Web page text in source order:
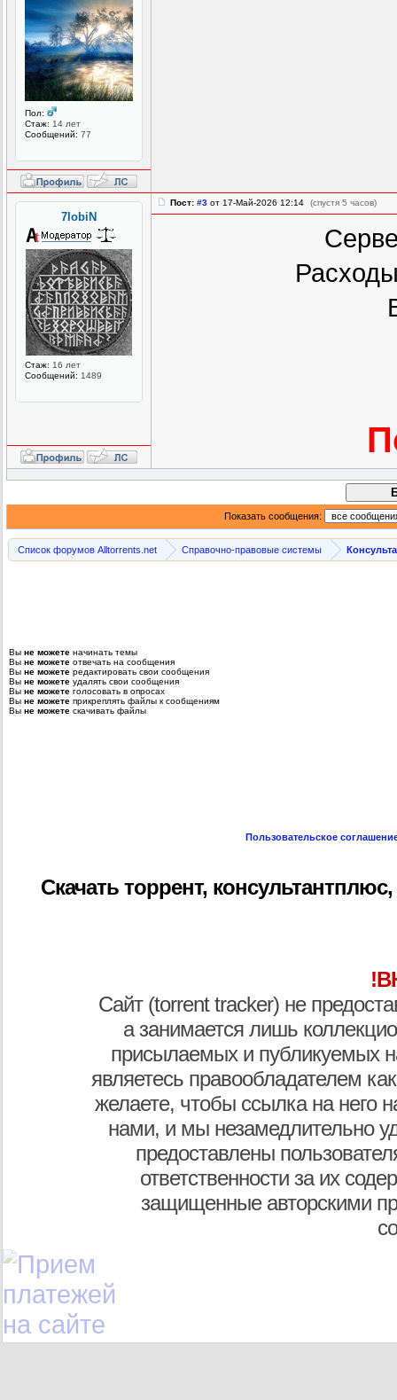
Пол:
Стаж: 14 лет
Сообщений: 77
7lobiN
Стаж: 16 лет
Сообщений: 1489
Пост: #3 от 17-Май-2026 12:14 (спустя 5 часов)
Показать сообщения:
Список форумов Alltorrents.net Справочно-правовые системы
Вы не можете начинать темы
Вы не можете отвечать на сообщения
Вы не можете редактировать свои сообщения
Вы не можете удалять свои сообщения
Вы не можете голосовать в опросах
Вы не можете прикреплять файлы к сообщениям
Вы не можете скачивать файлы
Пользовательское
Скачать торрент,
Сайт (torrent tracker) не
а занимается лишь
присылаемых и публикуемых
являетесь правообладателем
желаете, чтобы ссылка на него
нами, и мы незамедлительно
предоставлены
ответственности за их
защищенные авторскими